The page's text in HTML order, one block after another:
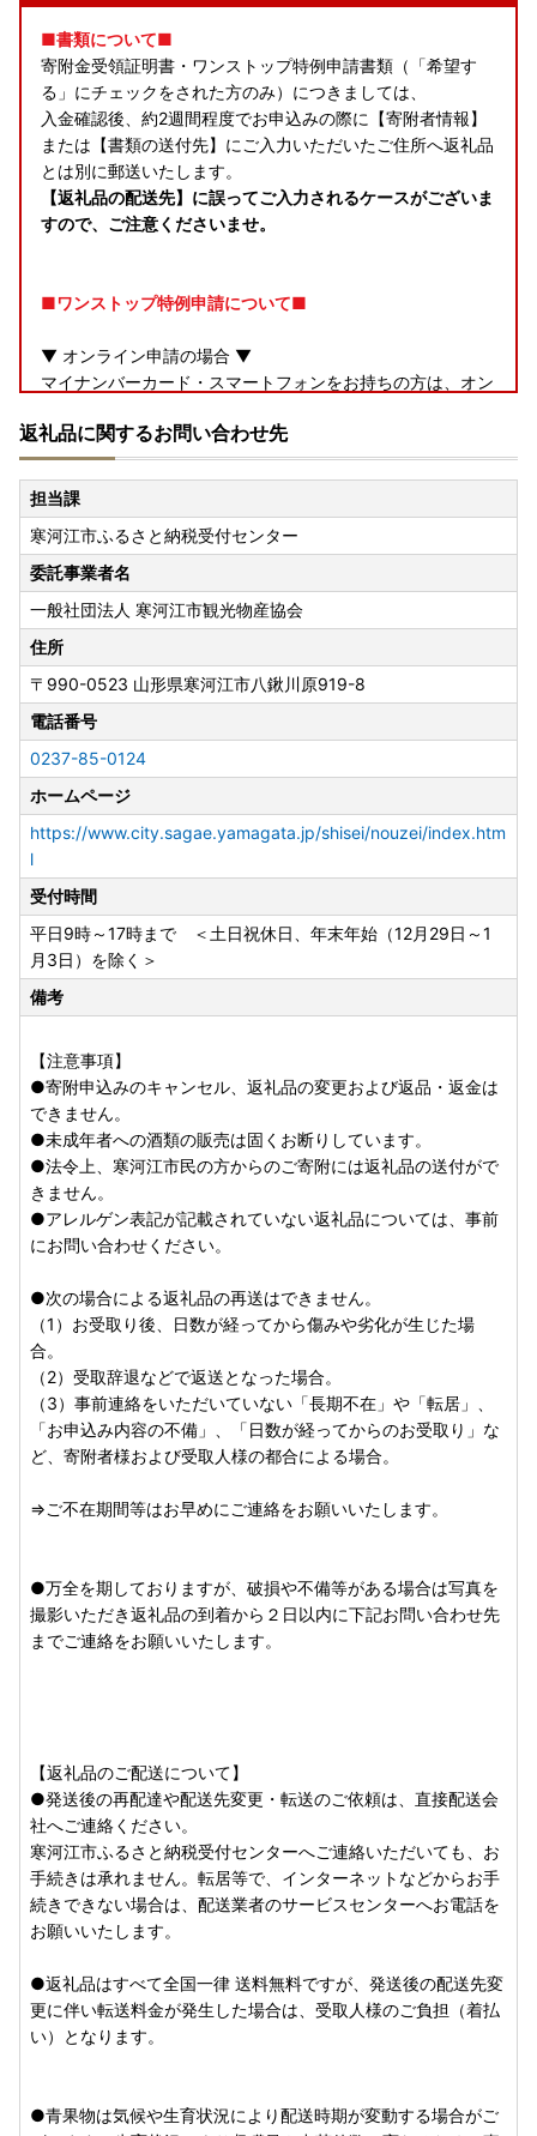
■書類について■
寄附金受領証明書・ワンストップ特例申請書類（「希望す
る」にチェックをされた方のみ）につきましては、
入金確認後、約2週間程度でお申込みの際に【寄附者情報】
または【書類の送付先】にご入力いただいたご住所へ返礼品
とは別に郵送いたします。
【返礼品の配送先】に誤ってご入力されるケースがございま
すので、ご注意くださいませ。
■ワンストップ特例申請について■
▼ オンライン申請の場合 ▼
マイナンバーカード・スマートフォンをお持ちの方は、オン
＜ふるなびマイページからの申請＞
「e-NINSHO」アプリを使用します。
【ワンストップ特例オンライン申請（e-NINSHO）の申請手
順】
＜ふるまどからの申請＞
公的個人認証アプリ「IAM」を使用します。
ふるさと納税総合窓口「ふるまど」
※オンライン申請が受理している場合は、ワンストップ申請
書のご返送は不要です。
▼ 紙の申請書を郵送の場合 ▼
申請書は必要情報を記載の上、添付書類とともに寄附の翌年
＜ワンストップ特例申請書の送付先＞
〒990-0523
山形県寒河江市八鍬河原919-8
寒河江市ふるさと納税受付センター
寒河江市からお送りする申請書には、お申込みの際に【寄附
者情報】にご入力いただいた氏名・ご住所等の情報が印字さ
れております。変更・誤り等がございましたら、二重線と訂
正印で訂正のうえ、ご返送ください。
※注意事項※
○申請書ご訂正および、変更届出書・オンライン申請時の住
所変更による返礼品のご送付先変更はお受けできません。別
○オンライン申請や、ダウンロードされた申請書のご提出
が、寒河江市からのワンストップ申請書等のご郵送と入れ違
いとなる場合があります。予めご了承ください。
○複数回ご寄附をいただいている場合は、ご寄附ごとに申請
のお手続きが必要です。
○受付完了のご連絡は寄附申込時に登録されたメールアドレ
estop-lg.jp」の受信設定をお願いいたします。
（転送）する場合、転送費用（着払い）が発生いたします。
ご贈答用などご寄附者様と受取人様が異なる場合であって
も、受取人様に着払いでご負担いただくことになります。
お届け先住所をご入力の際には十分にご注意くださいますよ
うお願いいたします。
【詳細はヤマト運輸のＨＰをご確認くださいませ。】
■返礼品について■
間をいただきます。
返礼品に関するお問い合わせ先
担当課
寒河江市ふるさと納税受付センター
委託事業者名
一般社団法人 寒河江市観光物産協会
住所
〒990-0523 山形県寒河江市八鍬川原919-8
電話番号
0237-85-0124
ホームページ
https://www.city.sagae.yamagata.jp/shisei/nouzei/index.htm
l
受付時間
平日9時～17時まで ＜土日祝休日、年末年始（12月29日～1
月3日）を除く＞
備考
【注意事項】
●寄附申込みのキャンセル、返礼品の変更および返品・返金は
できません。
●未成年者への酒類の販売は固くお断りしています。
●法令上、寒河江市民の方からのご寄附には返礼品の送付がで
きません。
●アレルゲン表記が記載されていない返礼品については、事前
にお問い合わせください。
●次の場合による返礼品の再送はできません。
（1）お受取り後、日数が経ってから傷みや劣化が生じた場
合。
（2）受取辞退などで返送となった場合。
（3）事前連絡をいただいていない「長期不在」や「転居」、
「お申込み内容の不備」、「日数が経ってからのお受取り」な
ど、寄附者様および受取人様の都合による場合。
⇒ご不在期間等はお早めにご連絡をお願いいたします。
●万全を期しておりますが、破損や不備等がある場合は写真を
撮影いただき返礼品の到着から２日以内に下記お問い合わせ先
までご連絡をお願いいたします。
【返礼品のご配送について】
●発送後の再配達や配送先変更・転送のご依頼は、直接配送会
社へご連絡ください。
寒河江市ふるさと納税受付センターへご連絡いただいても、お
手続きは承れません。転居等で、インターネットなどからお手
続きできない場合は、配送業者のサービスセンターへお電話を
お願いいたします。
●返礼品はすべて全国一律 送料無料ですが、発送後の配送先変
更に伴い転送料金が発生した場合は、受取人様のご負担（着払
い）となります。
●青果物は気候や生育状況により配送時期が変動する場合がご